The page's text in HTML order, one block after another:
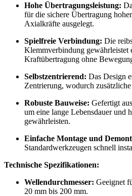
Hohe Übertragungsleistung:
für die sichere Übertragung
Axialkräfte ausgelegt.
Spielfreie Verbindung: Die
Klemmverbindung gewährleistet
Kraftübertragung ohne
Selbstzentrierend: Das Design
Zentrierung, wodurch
Robuste Bauweise: Gefertigt
um eine lange Lebensdauer und
gewährleisten.
Einfache Montage und
Standardwerkzeugen schnell
Technische Spezifikationen:
Wellendurchmesser: Geeignet
20 mm bis 200 mm.